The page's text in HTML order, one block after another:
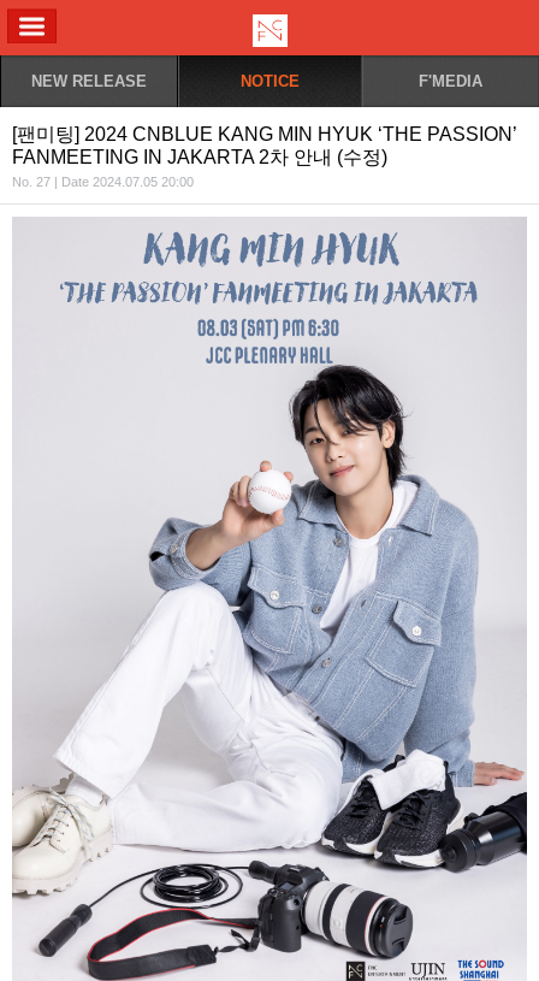
NEW RELEASE NOTICE F'MEDIA
[팬미팅] 2024 CNBLUE KANG MIN HYUK ‘THE PASSION’
FANMEETING IN JAKARTA 2차 안내 (수정)
No. 27 | Date 2024.07.05 20:00